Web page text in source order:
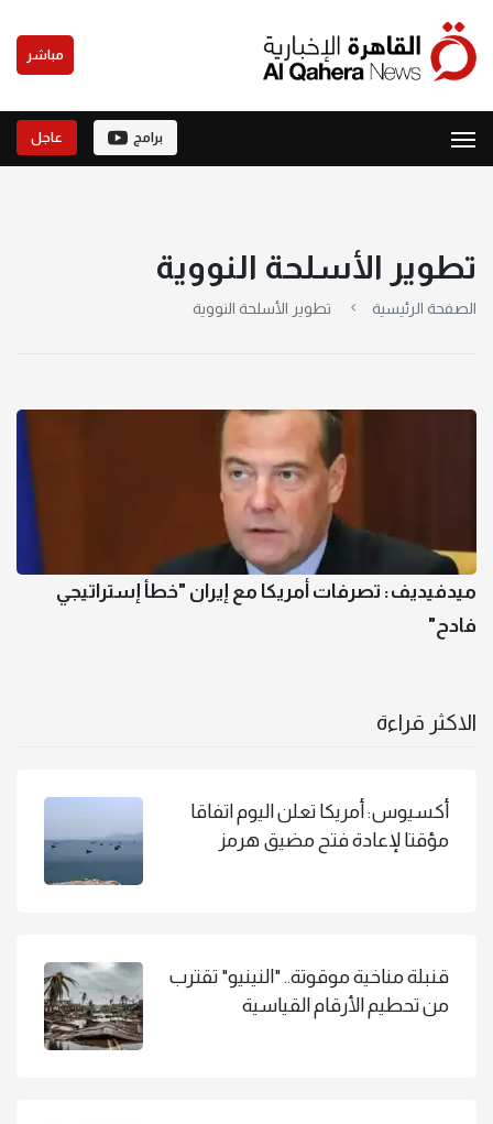
مباشر
برامج عاجل
تطوير الأسلحة النووية
الصفحة الرئيسية تطوير الأسلحة النووية
ميدفيديف: تصرفات أمريكا مع إيران "خطأ إستراتيجي
فادح"
الاكثر قراءة
أكسيوس: أمريكا تعلن اليوم اتفاقا
مؤقتا لإعادة فتح مضيق هرمز
قنبلة مناخية موقوتة.. "النينيو" تقترب
من تحطيم الأرقام القياسية